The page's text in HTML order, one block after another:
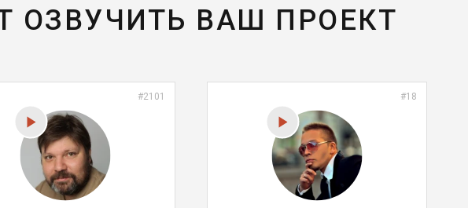
ОЗВУЧИТЬ ВАШ ПРОЕКТ
#2101 #18